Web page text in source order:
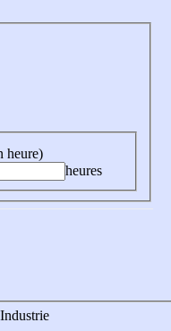
heure)
heures
Industrie